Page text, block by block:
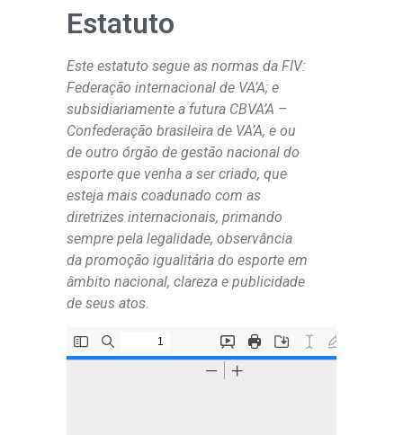
Estatuto
Este estatuto segue as normas da FIV:
Federação internacional de VA’A; e
subsidiariamente a futura CBVA’A –
Confederação brasileira de VA’A, e ou
de outro órgão de gestão nacional do
esporte que venha a ser criado, que
esteja mais coadunado com as
diretrizes internacionais, primando
sempre pela legalidade, observância
da promoção igualitária do esporte em
âmbito nacional, clareza e publicidade
de seus atos.